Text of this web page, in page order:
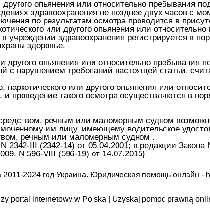
другого опьянения или относительно пребывания
здравоохранения не позднее двух часов с
по результатам осмотра проводится в
или другого опьянения или
здравоохранения регистрируется в
здоровье.
другого опьянения или относительно пребывания
с нарушением требований настоящей статьи,
или другого опьянения или
проведение такого осмотра осуществляются в
речным или маломерным судном
им лицу, имеющему водительское
речным или маломерным судном .
2342-III (2342-14) от 05.04.2001; в редакции
N 596-VIII (596-19) от 14.07.2015}
2011-2024 год Украина. Юридическая помощь онлайн -
portal internetowy w Polska | Uzyskaj pomoc prawną